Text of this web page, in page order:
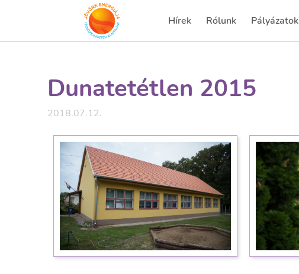
Hírek
(current) Rólunk Pályázatok
(current)
Dunatetétlen 2015
2018.07.12.